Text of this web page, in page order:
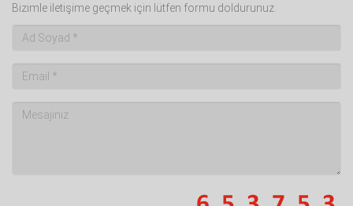
Bizimle iletişime geçmek için lütfen formu doldurunuz.